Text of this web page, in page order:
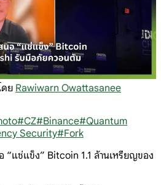
ดย Rawiwarn Owattasanee
#CZ#Binance#Quantum
Security#Fork
“แช่แข็ง” Bitcoin 1.1 ล้านเหรียญของ